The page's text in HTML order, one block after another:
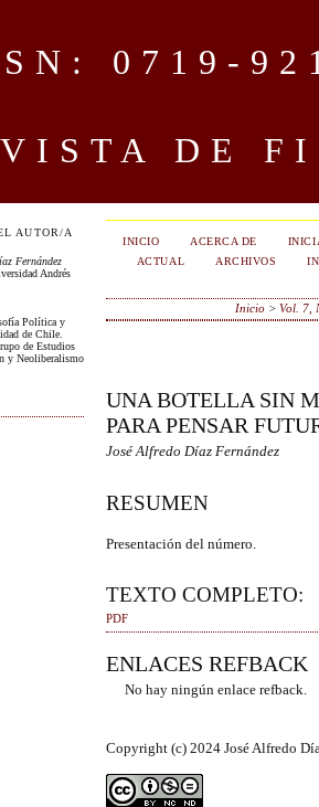
DE
AUTOR/A
Fernández
Andrés
Política y
de Chile.
de Estudios
y Neoliberalismo
INICIO ACERCA DE
ACTUAL
ARCHIVOS
Inicio> Vol. 7,
UNA BOTELLA SIN
PARA PENSAR
José Alfredo Díaz Fernández
RESUMEN
Presentación del número.
TEXTO COMPLETO:
PDF
ENLACES REFBACK
No hay ningún enlace refback.
Copyright (c) 2024 José Alfredo